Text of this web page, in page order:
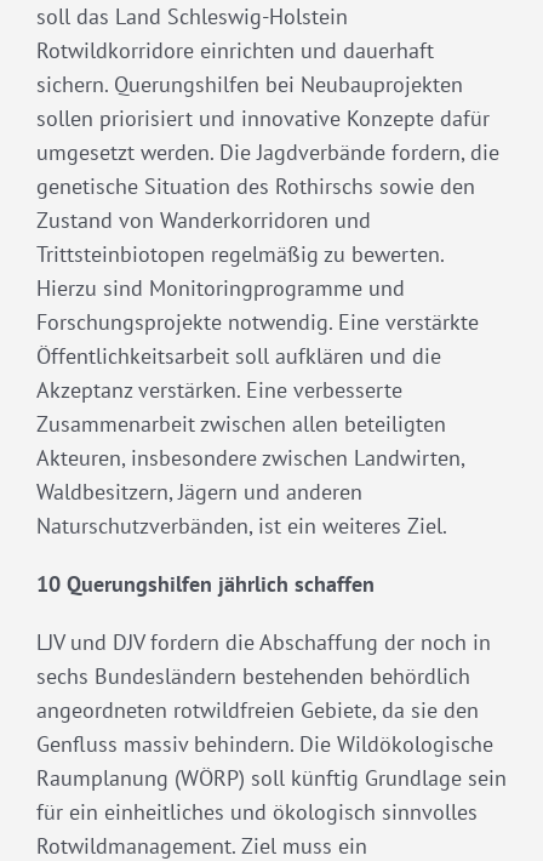
soll das Land Schleswig-Holstein
Rotwildkorridore einrichten und dauerhaft
sichern. Querungshilfen bei Neubauprojekten
sollen priorisiert und innovative Konzepte dafür
umgesetzt werden. Die Jagdverbände fordern, die
genetische Situation des Rothirschs sowie den
Zustand von Wanderkorridoren und
Trittsteinbiotopen regelmäßig zu bewerten.
Hierzu sind Monitoringprogramme und
Forschungsprojekte notwendig. Eine verstärkte
Öffentlichkeitsarbeit soll aufklären und die
Akzeptanz verstärken. Eine verbesserte
Zusammenarbeit zwischen allen beteiligten
Akteuren, insbesondere zwischen Landwirten,
Waldbesitzern, Jägern und anderen
Naturschutzverbänden, ist ein weiteres Ziel.
10 Querungshilfen jährlich schaffen
LJV und DJV fordern die Abschaffung der noch in
sechs Bundesländern bestehenden behördlich
angeordneten rotwildfreien Gebiete, da sie den
Genfluss massiv behindern. Die Wildökologische
Raumplanung (WÖRP) soll künftig Grundlage sein
für ein einheitliches und ökologisch sinnvolles
Rotwildmanagement. Ziel muss ein